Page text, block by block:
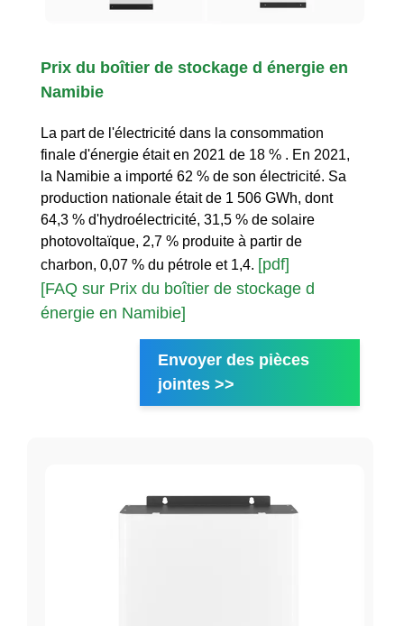
Prix du boîtier de stockage d énergie en
Namibie
La part de l'électricité dans la consommation
finale d'énergie était en 2021 de 18 % . En 2021,
la Namibie a importé 62 % de son électricité. Sa
production nationale était de 1 506 GWh, dont
64,3 % d'hydroélectricité, 31,5 % de solaire
photovoltaïque, 2,7 % produite à partir de
charbon, 0,07 % du pétrole et 1,4. [pdf]
[FAQ sur Prix du boîtier de stockage d
énergie en Namibie]
Envoyer des pièces
jointes >>